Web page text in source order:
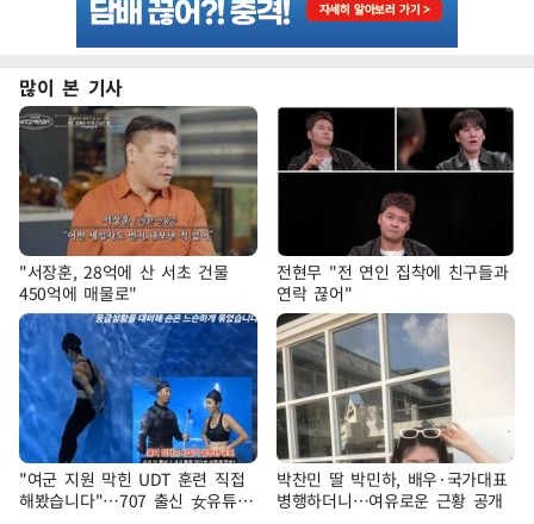
많이 본 기사
"서장훈, 28억에 산 서초 건물
450억에 매물로"
전현무 "전 연인 집착에 친구들과
연락 끊어"
"여군 지원 막힌 UDT 훈련 직접
해봤습니다"…707 출신 女유튜버
박찬민 딸 박민하, 배우·국가대표
병행하더니…여유로운 근황 공개